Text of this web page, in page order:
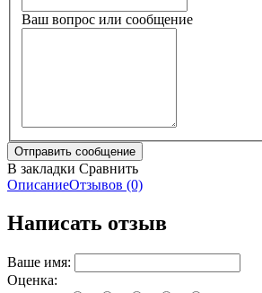
Ваш вопрос или сообщение
В закладки Сравнить
ОписаниеОтзывов (0)
Написать отзыв
Ваше имя:
Оценка: